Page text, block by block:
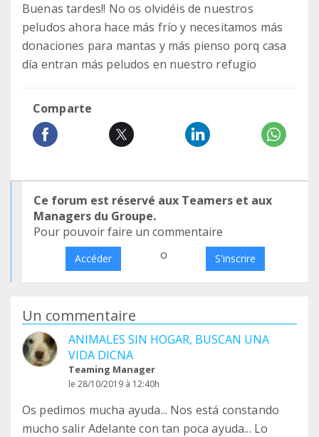
Buenas tardes!! No os olvidéis de nuestros
peludos ahora hace más frío y necesitamos más
donaciones para mantas y más pienso porq casa
día entran más peludos en nuestro refugio
Comparte
Ce forum est réservé aux Teamers et aux
Managers du Groupe.
Pour pouvoir faire un commentaire
Accéder o S'inscrire
Un commentaire
ANIMALES SIN HOGAR, BUSCAN UNA
VIDA DICNA
Teaming Manager
le 28/10/2019 à 12:40h
Os pedimos mucha ayuda... Nos está constando
mucho salir Adelante con tan poca ayuda... Lo